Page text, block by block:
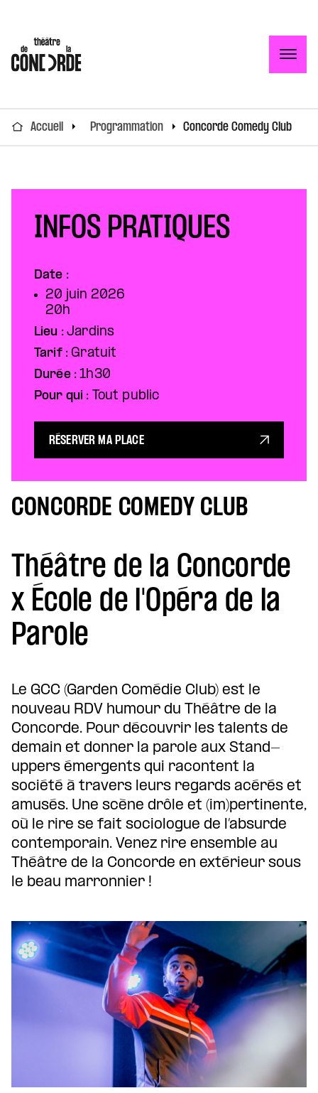
Accueil Programmation Concorde Comedy Club
CONCORDE COMEDY CLUB
Théâtre de la Concorde
x École de l'Opéra de la
Parole
Le GCC (Garden Comédie Club) est le
nouveau RDV humour du Théâtre de la
Concorde. Pour découvrir les talents de
demain et donner la parole aux Stand-
uppers émergents qui racontent la
société à travers leurs regards acérés et
amusés. Une scène drôle et (im)pertinente,
où le rire se fait sociologue de l’absurde
contemporain. Venez rire ensemble au
Théâtre de la Concorde en extérieur sous
le beau marronnier !
INFOS PRATIQUES
Date :
20 juin 2026
20h
Lieu :Jardins
Tarif :Gratuit
Durée :1h30
Pour qui : Tout public
RÉSERVER MA PLACE